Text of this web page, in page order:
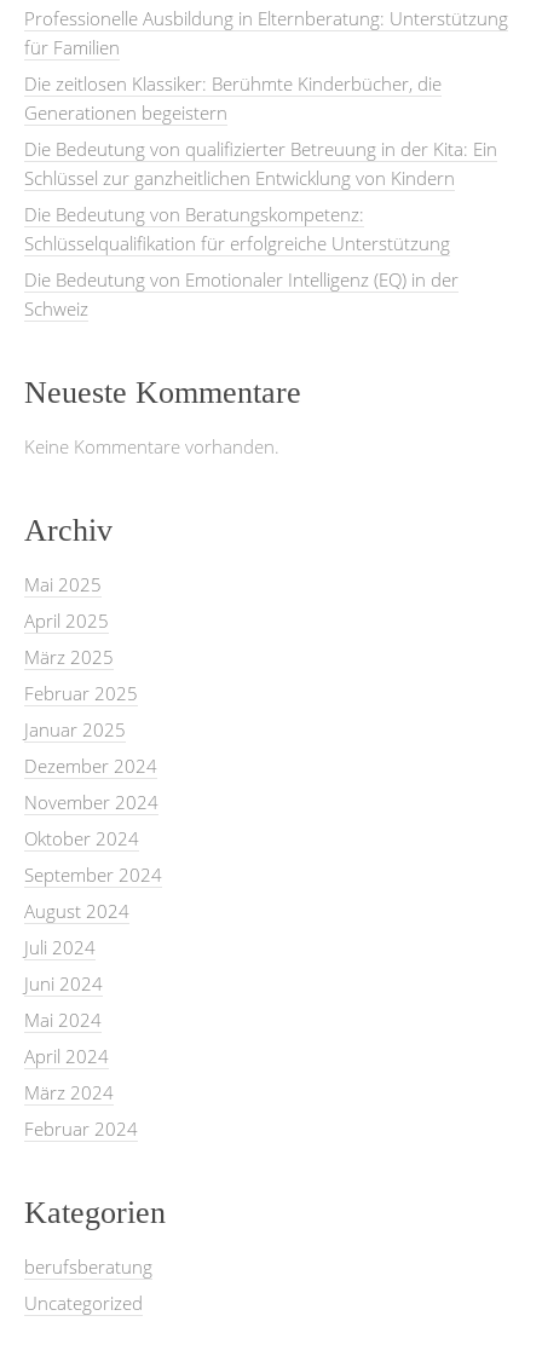
Professionelle Ausbildung in Elternberatung: Unterstützung
für Familien
Die zeitlosen Klassiker: Berühmte Kinderbücher, die
Generationen begeistern
Die Bedeutung von qualifizierter Betreuung in der Kita: Ein
Schlüssel zur ganzheitlichen Entwicklung von Kindern
Die Bedeutung von Beratungskompetenz:
Schlüsselqualifikation für erfolgreiche Unterstützung
Die Bedeutung von Emotionaler Intelligenz (EQ) in der
Schweiz
Neueste Kommentare
Keine Kommentare vorhanden.
Archiv
Mai 2025
April 2025
März 2025
Februar 2025
Januar 2025
Dezember 2024
November 2024
Oktober 2024
September 2024
August 2024
Juli 2024
Juni 2024
Mai 2024
April 2024
März 2024
Februar 2024
Kategorien
berufsberatung
Uncategorized